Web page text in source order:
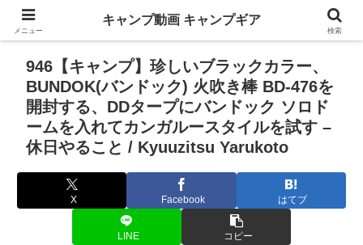
946【キャンプ】珍しいブラックカラー、
BUNDOK(バンドック) 火吹き棒 BD-476を
開封する、DDタープにバンドック ソロド
ームを入れてカンガルースタイルを試す –
休日やること / Kyuuzitsu Yarukoto
X Facebook はてブ
LINE コピー
メニュー
キャンプ動画 キャンプギア
検索